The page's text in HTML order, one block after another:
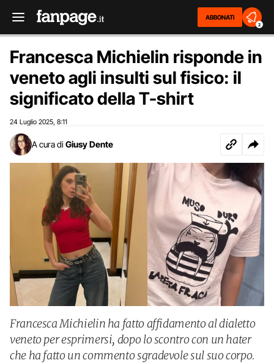
ABBONATI
2
Francesca Michielin risponde in
veneto agli insulti sul fisico: il
significato della T-shirt
24 Luglio 2025 8:11
A cura di Giusy Dente
Francesca Michielin ha fatto affidamento al dialetto
veneto per esprimersi, dopo lo scontro con un hater
che ha fatto un commento sgradevole sul suo corpo.